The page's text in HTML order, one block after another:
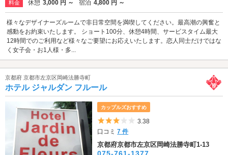
料金 休憩 3,000 円 ～ 宿泊 4,800 円 ～
様々なデザイナーズルームで非日常空間を満喫してください。最高潮の興奮と
感動をお約束いたします。 ショート100分、休憩4時間、サービスタイム最大
12時間でのご利用など様々なご要望にお応えいたします。恋人同士だけではな
く女子会・お1人様・多...
京都府 京都市左京区岡崎法勝寺町
ホテル ジャルダン フルール
カップルズおすすめ
5つ星のうち3
3.38
口コミ7 件
京都府京都市左京区岡崎法勝寺町1-13
075-761-1377